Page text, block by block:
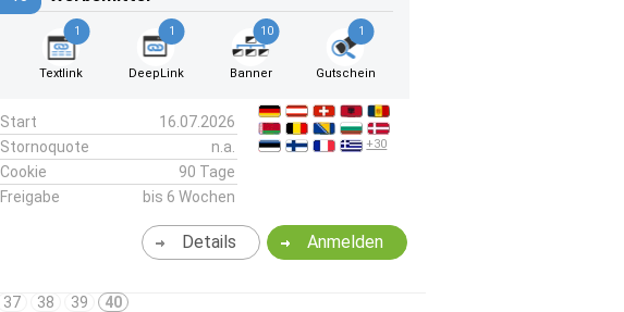
1
Textlink
1
DeepLink
10
Banner
1
Gutschein
Start
16.07.2026
Stornoquote
n.a.
Cookie
90 Tage
Freigabe
bis 6 Wochen
+30
Anmelden
Details
37 38 39 40